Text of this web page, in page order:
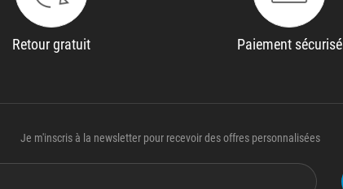
Retour gratuit Paiement sécurisé
Je m'inscris à la newsletter pour recevoir des offres personnalisées